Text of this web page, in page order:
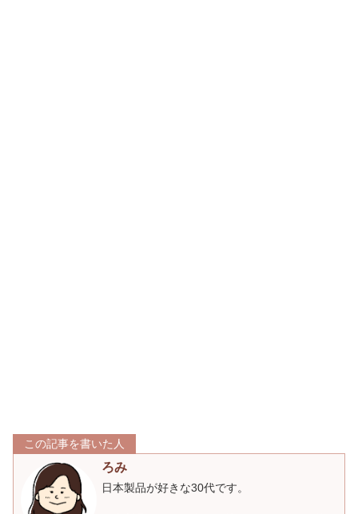
この記事を書いた人
ろみ
日本製品が好きな30代です。